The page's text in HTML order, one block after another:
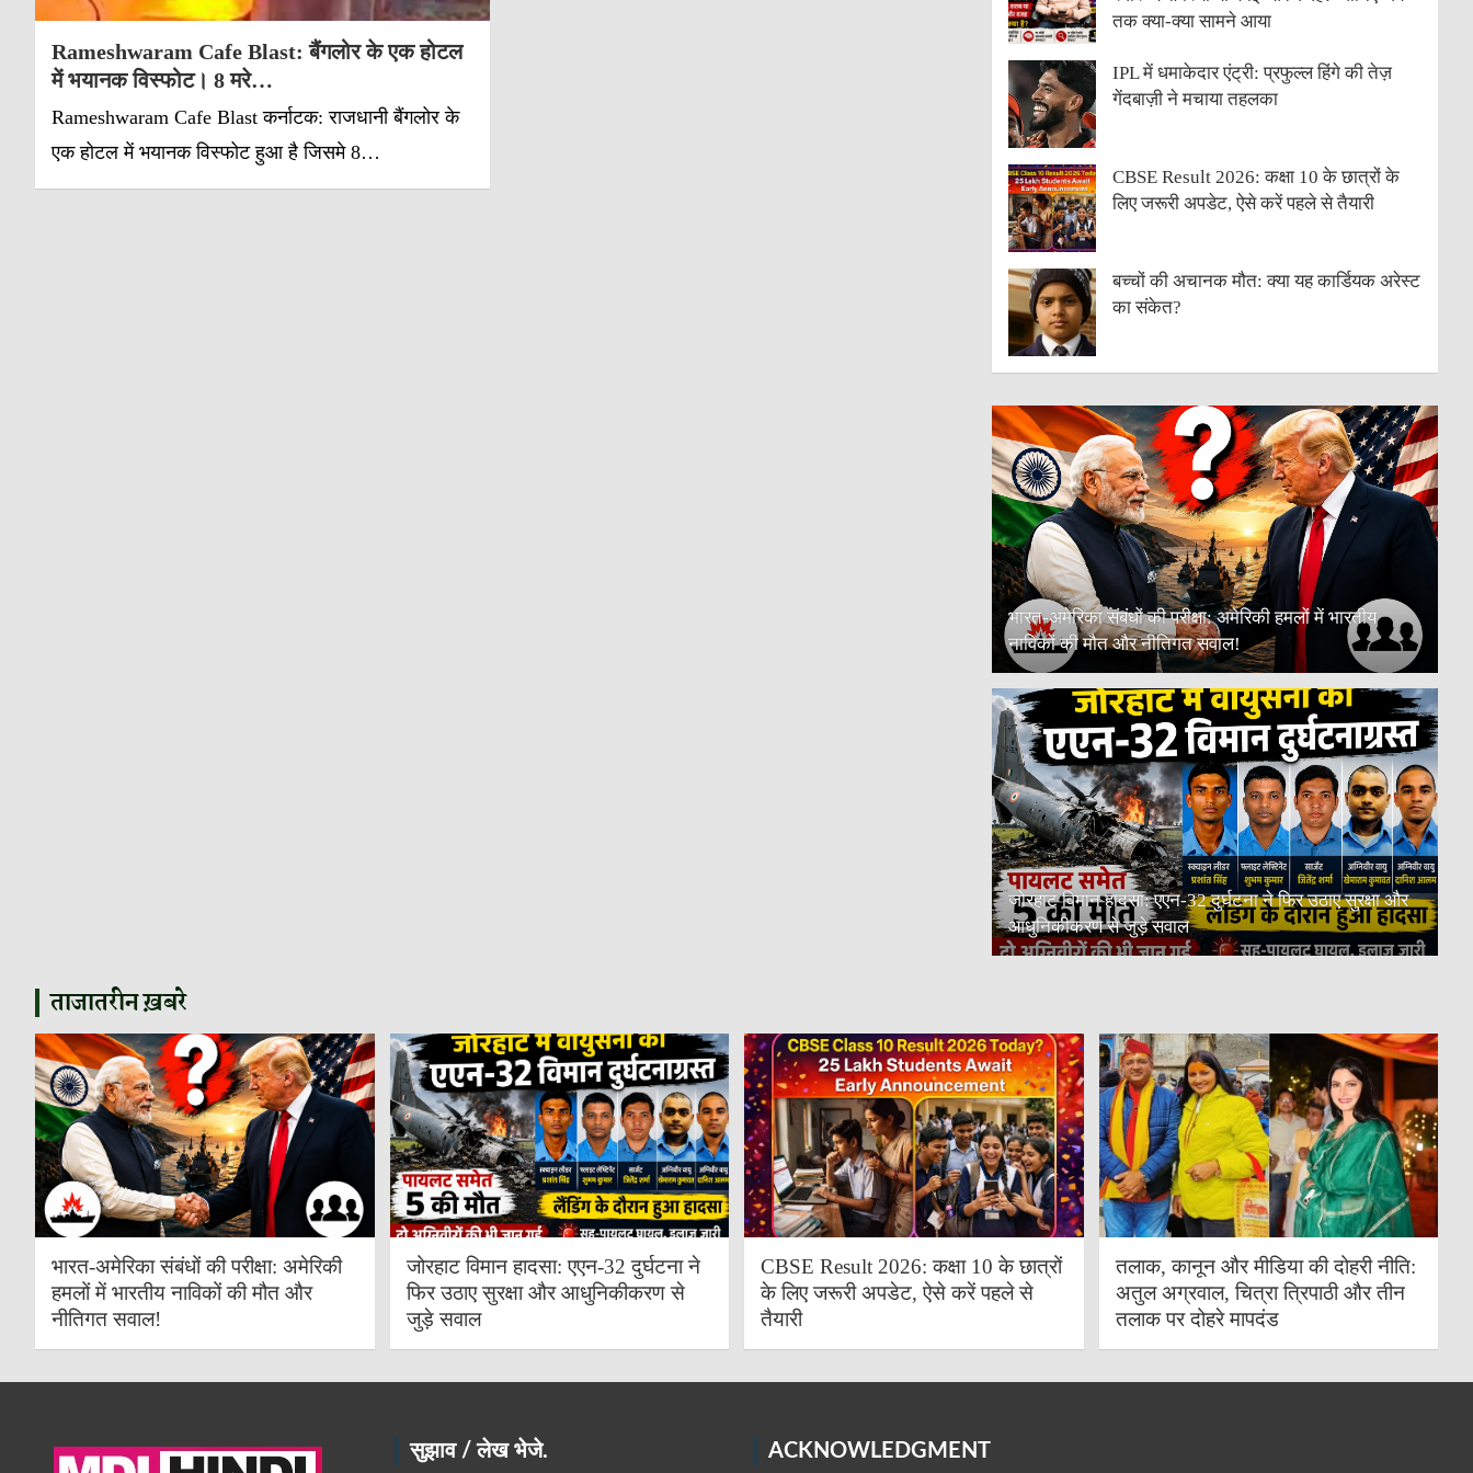
Rameshwaram Cafe Blast: बैंगलोर के एक होटल
में भयानक विस्फोट। 8 मरे…
Rameshwaram Cafe Blast कर्नाटक: राजधानी बैंगलोर के
एक होटल में भयानक विस्फोट हुआ है जिसमे 8…
तक क्या-क्या सामने आया
IPL में धमाकेदार एंट्री: प्रफुल्ल हिंगे की तेज़
गेंदबाज़ी ने मचाया तहलका
CBSE Result 2026: कक्षा 10 के छात्रों के
लिए जरूरी अपडेट, ऐसे करें पहले से तैयारी
बच्चों की अचानक मौत: क्या यह कार्डियक अरेस्ट
का संकेत?
भारत-अमेरिका संबंधों की परीक्षा: अमेरिकी हमलों में भारतीय
नाविकों की मौत और नीतिगत सवाल!
जोरहाट विमान हादसा: एएन-32 दुर्घटना ने फिर उठाए सुरक्षा और
आधुनिकीकरण से जुड़े सवाल
ताजातरीन ख़बरे
भारत-अमेरिका संबंधों की परीक्षा: अमेरिकी
हमलों में भारतीय नाविकों की मौत और
नीतिगत सवाल!
जोरहाट विमान हादसा: एएन-32 दुर्घटना ने
फिर उठाए सुरक्षा और आधुनिकीकरण से
जुड़े सवाल
CBSE Result 2026: कक्षा 10 के छात्रों
के लिए जरूरी अपडेट, ऐसे करें पहले से
तैयारी
तलाक, कानून और मीडिया की दोहरी नीति:
अतुल अग्रवाल, चित्रा त्रिपाठी और तीन
तलाक पर दोहरे मापदंड
सुझाव / लेख भेजे. ACKNOWLEDGMENT